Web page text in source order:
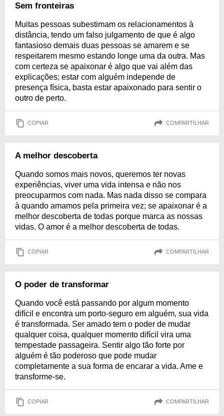
Sem fronteiras
Muitas pessoas subestimam os relacionamentos à
distância, tendo um falso julgamento de que é algo
fantasioso demais duas pessoas se amarem e se
respeitarem mesmo estando longe uma da outra. Mas
com certeza se apaixonar é algo que vai além das
explicações; estar com alguém independe de
presença física, basta estar apaixonado para sentir o
outro de perto.
COPIAR COMPARTILHAR
A melhor descoberta
Quando somos mais novos, queremos ter novas
experiências, viver uma vida intensa e não nos
preocuparmos com nada. Mas nada disso se compara
à quando amamos pela primeira vez; se apaixonar é a
melhor descoberta de todas porque marca as nossas
vidas. O amor é a melhor descoberta de todas.
COPIAR COMPARTILHAR
O poder de transformar
Quando você está passando por algum momento
difícil e encontra um porto-seguro em alguém, sua vida
é transformada. Ser amado tem o poder de mudar
qualquer coisa, qualquer momento difícil vira uma
tempestade passageira. Sentir algo tão forte por
alguém é tão poderoso que pode mudar
completamente a sua forma de encarar a vida. Ame e
transforme-se.
COPIAR COMPARTILHAR